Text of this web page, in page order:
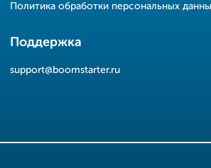
Политика обработки персональных
Поддержка
support@boomstarter.ru